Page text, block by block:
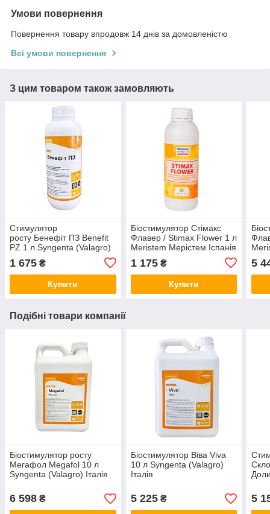
Умови повернення
Повернення товару впродовж 14 днів за домовленістю
Всі умови повернення
З цим товаром також замовляють
Стимулятор
росту Бенефіт ПЗ Benefit
PZ 1 л Syngenta (Valagro)
1 675 ₴
Купити
Біостимулятор Стімакс
Флавер / Stimax Flower 1 л
Meristem Мерістем Іспанія
1 175₴
Купити
5
Подібні товари компанії
Біостимулятор росту
Мегафол Megafol 10 л
Syngenta (Valagro) Італія
6 598 ₴
Біостимулятор Віва Viva
10 л Syngenta (Valagro)
Італія
5 225₴ 5